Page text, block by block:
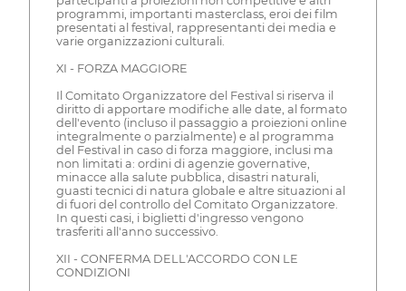
programmi, importanti masterclass, eroi dei film
presentati al festival, rappresentanti dei media e
varie organizzazioni culturali.
XI - FORZA MAGGIORE
Il Comitato Organizzatore del Festival si riserva il
diritto di apportare modifiche alle date, al formato
dell'evento (incluso il passaggio a proiezioni online
integralmente o parzialmente) e al programma
del Festival in caso di forza maggiore, inclusi ma
non limitati a: ordini di agenzie governative,
minacce alla salute pubblica, disastri naturali,
guasti tecnici di natura globale e altre situazioni al
di fuori del controllo del Comitato Organizzatore.
In questi casi, i biglietti d'ingresso vengono
trasferiti all'anno successivo.
XII - CONFERMA DELL'ACCORDO CON LE
CONDIZIONI